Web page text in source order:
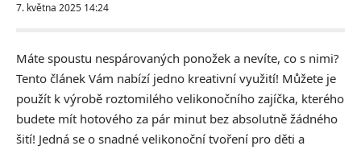
7. května 2025 14:24
Máte spoustu nespárovaných ponožek a nevíte, co s nimi?
Tento článek Vám nabízí jedno kreativní využití! Můžete je
použít k výrobě roztomilého velikonočního zajíčka, kterého
budete mít hotového za pár minut bez absolutně žádného
šití! Jedná se o snadné velikonoční tvoření pro děti a